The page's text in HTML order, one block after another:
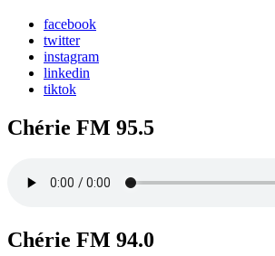
facebook
twitter
instagram
linkedin
tiktok
Chérie FM 95.5
Chérie FM 94.0